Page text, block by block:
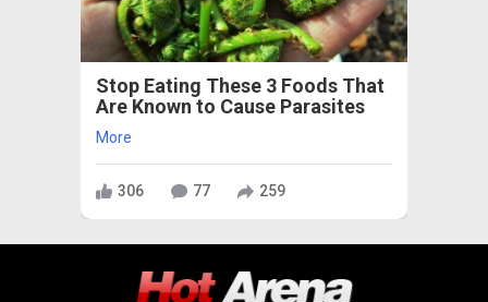
Stop Eating These 3 Foods That
Are Known to Cause Parasites
More
306 77 259